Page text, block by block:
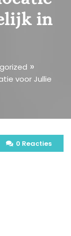
in
»
voor Jullie
0 Reacties